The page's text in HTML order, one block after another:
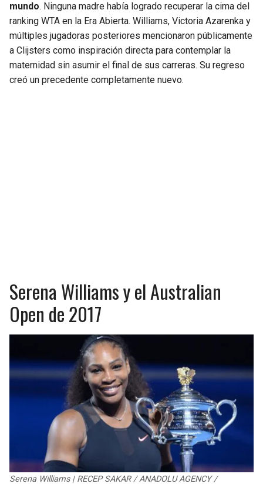
mundo. Ninguna madre había logrado recuperar la cima del
ranking WTA en la Era Abierta. Williams, Victoria Azarenka y
múltiples jugadoras posteriores mencionaron públicamente
a Clijsters como inspiración directa para contemplar la
maternidad sin asumir el final de sus carreras. Su regreso
creó un precedente completamente nuevo.
Serena Williams y el Australian
Open de 2017
Serena Williams | RECEP SAKAR / ANADOLU AGENCY /